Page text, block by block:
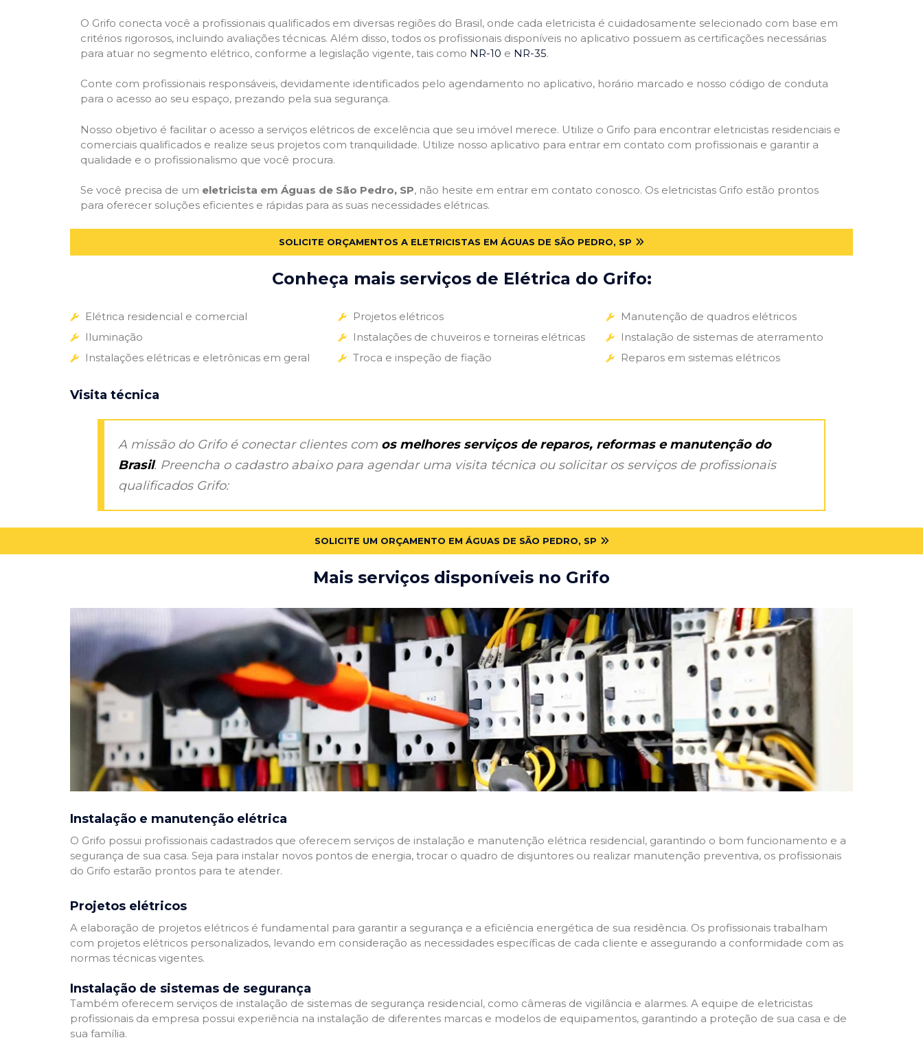
O Grifo conecta você a profissionais qualificados em diversas regiões do Brasil, onde cada eletricista é cuidadosamente selecionado com base em
critérios rigorosos, incluindo avaliações técnicas. Além disso, todos os profissionais disponíveis no aplicativo possuem as certificações necessárias
para atuar no segmento elétrico, conforme a legislação vigente, tais como NR-10 e NR-35.
Conte com profissionais responsáveis, devidamente identificados pelo agendamento no aplicativo, horário marcado e nosso código de conduta
para o acesso ao seu espaço, prezando pela sua segurança.
Nosso objetivo é facilitar o acesso a serviços elétricos de excelência que seu imóvel merece. Utilize o Grifo para encontrar eletricistas residenciais e
comerciais qualificados e realize seus projetos com tranquilidade. Utilize nosso aplicativo para entrar em contato com profissionais e garantir a
qualidade e o profissionalismo que você procura.
Se você precisa de um eletricista em Águas de São Pedro, SP, não hesite em entrar em contato conosco. Os eletricistas Grifo estão prontos
para oferecer soluções eficientes e rápidas para as suas necessidades elétricas.
SOLICITE ORÇAMENTOS A ELETRICISTAS EM ÁGUAS DE SÃO PEDRO, SP
Conheça mais serviços de Elétrica do Grifo:
Elétrica residencial e comercial
Iluminação
Instalações elétricas e eletrônicas em geral
Projetos elétricos
Instalações de chuveiros e torneiras elétricas
Troca e inspeção de fiação
Manutenção de quadros elétricos
Instalação de sistemas de aterramento
Reparos em sistemas elétricos
Visita técnica
A missão do Grifo é conectar clientes com os melhores serviços de reparos, reformas e manutenção do
Brasil. Preencha o cadastro abaixo para agendar uma visita técnica ou solicitar os serviços de profissionais
qualificados Grifo:
SOLICITE UM ORÇAMENTO EM ÁGUAS DE SÃO PEDRO, SP
Mais serviços disponíveis no Grifo
Instalação e manutenção elétrica
O Grifo possui profissionais cadastrados que oferecem serviços de instalação e manutenção elétrica residencial, garantindo o bom funcionamento e a
segurança de sua casa. Seja para instalar novos pontos de energia, trocar o quadro de disjuntores ou realizar manutenção preventiva, os profissionais
do Grifo estarão prontos para te atender.
Projetos elétricos
A elaboração de projetos elétricos é fundamental para garantir a segurança e a eficiência energética de sua residência. Os profissionais trabalham
com projetos elétricos personalizados, levando em consideração as necessidades específicas de cada cliente e assegurando a conformidade com as
normas técnicas vigentes.
Instalação de sistemas de segurança
Também oferecem serviços de instalação de sistemas de segurança residencial, como câmeras de vigilância e alarmes. A equipe de eletricistas
profissionais da empresa possui experiência na instalação de diferentes marcas e modelos de equipamentos, garantindo a proteção de sua casa e de
sua família.